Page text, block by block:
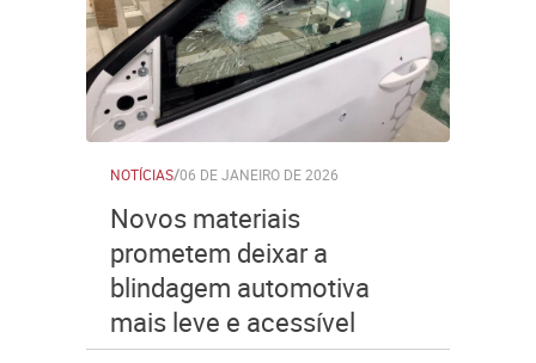
NOTÍCIAS/06 DE JANEIRO DE 2026
Novos materiais
prometem deixar a
blindagem automotiva
mais leve e acessível